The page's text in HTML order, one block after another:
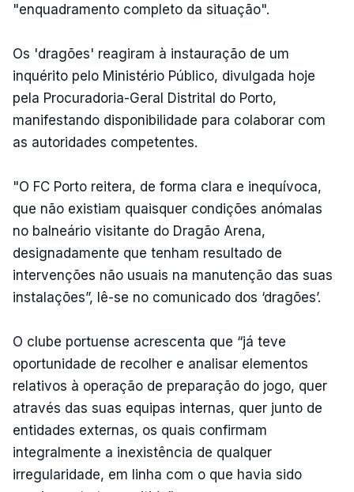
"enquadramento completo da situação".
Os 'dragões' reagiram à instauração de um
inquérito pelo Ministério Público, divulgada hoje
pela Procuradoria-Geral Distrital do Porto,
manifestando disponibilidade para colaborar com
as autoridades competentes.
"O FC Porto reitera, de forma clara e inequívoca,
que não existiam quaisquer condições anómalas
no balneário visitante do Dragão Arena,
designadamente que tenham resultado de
intervenções não usuais na manutenção das suas
instalações”, lê-se no comunicado dos ‘dragões’.
O clube portuense acrescenta que “já teve
oportunidade de recolher e analisar elementos
relativos à operação de preparação do jogo, quer
através das suas equipas internas, quer junto de
entidades externas, os quais confirmam
integralmente a inexistência de qualquer
irregularidade, em linha com o que havia sido